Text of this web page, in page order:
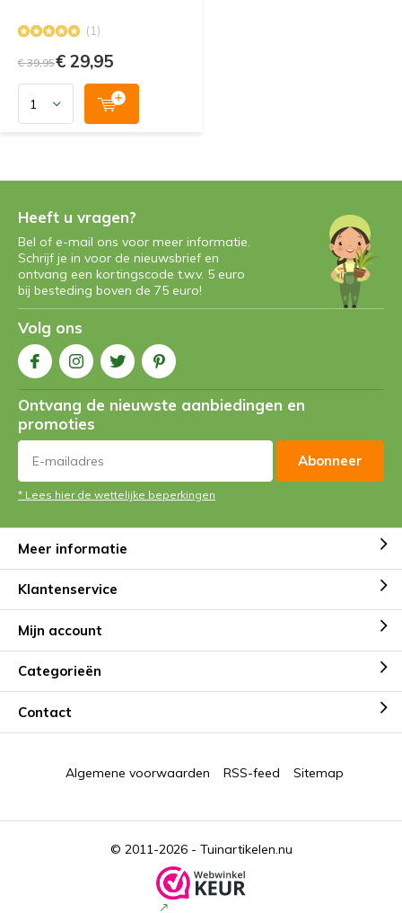
(1)
€ 39,95€ 29,95
Heeft u vragen?
Bel of e-mail ons voor meer informatie.
Schrijf je in voor de nieuwsbrief en
ontvang een kortingscode t.w.v. 5 euro
bij besteding boven de 75 euro!
Volg ons
Ontvang de nieuwste aanbiedingen en
promoties
Abonneer
* Lees hier de wettelijke beperkingen
Meer informatie
Klantenservice
Mijn account
Categorieën
Contact
© 2011-2026 - Tuinartikelen.nu
Algemene voorwaarden RSS-feed Sitemap